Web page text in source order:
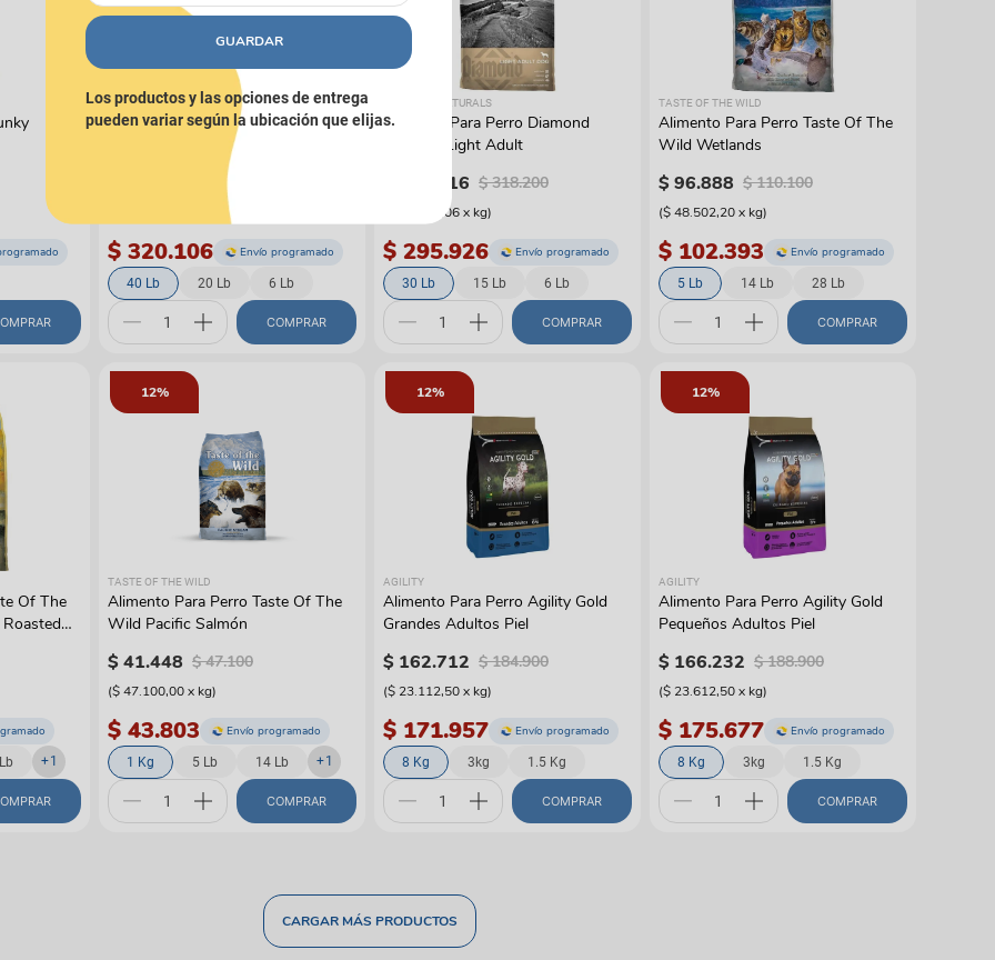
DIAMOND NATURALS
Alimento Para Perro Diamond
Naturals Lamb Meal & Rice Adult
344
$ 320.106 Envío programado
40 Lb 20 Lb 6 Lb
COMPRAR
DIAMOND NATURALS
Alimento Para Perro Diamond
Naturals Light Adult
016 $ 318.200
$ 23.397,06x kg)
$ 295.926 Envío programado
30 Lb 15 Lb 6 Lb
COMPRAR
TASTE OF THE WILD
Alimento Para Perro Taste Of The
Wild Wetlands
$96.888 $ 110.100
($ 48.502,20x kg)
$ 102.393 Envío programado
5 Lb 14 Lb 28 Lb
COMPRAR
Of The
+1
12%
TASTE OF THE WILD
Alimento Para Perro Taste Of The
Wild Pacific Salmón
$41.448 $ 47.100
($ 47.100,00x kg)
$ 43.803 Envío programado
1 Kg 5 Lb 14 Lb +1
COMPRAR
12%
AGILITY
Alimento Para Perro Agility Gold
Grandes Adultos Piel
$ 162.712 $ 184.900
($ 23.112,50x kg)
$ 171.957 Envío programado
8 Kg 3kg 1.5 Kg
COMPRAR
12%
AGILITY
Alimento Para Perro Agility Gold
Pequeños Adultos Piel
$ 166.232 $ 188.900
($ 23.612,50x kg)
$ 175.677 Envío programado
8 Kg 3kg 1.5 Kg
COMPRAR
GUARDAR
Los productos y las opciones de entrega
pueden variar según la ubicación que elijas.